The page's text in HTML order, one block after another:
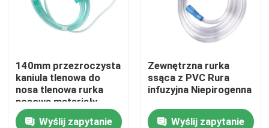
Dom
140mm przezroczysta
kaniula tlenowa do
nosa tlenowa rurka
nosowa materiały
medyczne
Wyślij zapytanie
Zewnętrzna rurka
ssąca z PVC Rura
infuzyjna Niepirogenna
Wyślij zapytanie